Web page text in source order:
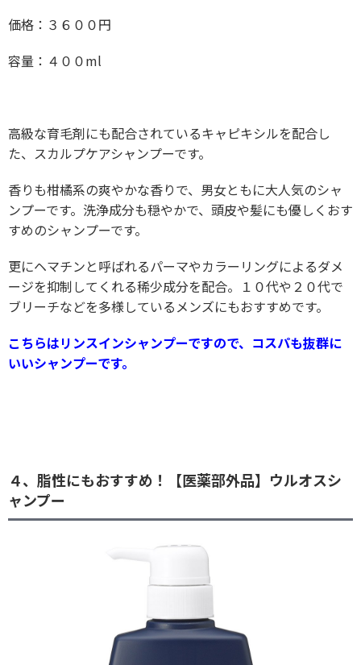
価格：３６００円
容量：４００ml
高級な育毛剤にも配合されているキャピキシルを配合し
た、スカルプケアシャンプーです。
香りも柑橘系の爽やかな香りで、男女ともに大人気のシャ
ンプーです。洗浄成分も穏やかで、頭皮や髪にも優しくおす
すめのシャンプーです。
更にヘマチンと呼ばれるパーマやカラーリングによるダメ
ージを抑制してくれる稀少成分を配合。１０代や２０代で
ブリーチなどを多様しているメンズにもおすすめです。
こちらはリンスインシャンプーですので、コスパも抜群に
いいシャンプーです。
４、脂性にもおすすめ！【医薬部外品】ウルオスシ
ャンプー